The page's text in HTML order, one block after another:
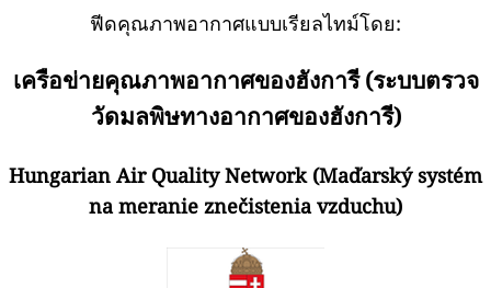
Gyor 1 Szent István, Gyor, Hungary
Gyor 2 Ifjúság, Gyor, Hungary
44
Hortobágy, Kunmadaras, Hungary
K-Puszta, K-puszta, Hungary
Kazincbarcika, Kazincbarcika, Hungary
42
Miskolc Alföldi, Miskolc, Hungary
Miskolc Búza tér, Miskolc, Hungary
Mosonmagyaróvár, Mosonmagyaróvár, Hungary
Nyíregyháza, Nyíregyháza, Hungary
ฟีดคุณภาพอากาศแบบเรียลไทม์โดย:
เครือข่ายคุณภาพอากาศของฮังการี (ระบบตรวจ
วัดมลพิษทางอากาศของฮังการี)
Hungarian Air Quality Network (Maďarský systém
na meranie znečistenia vzduchu)